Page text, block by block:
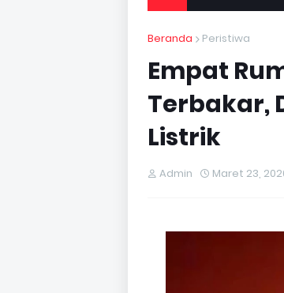
Beranda Peristiwa
Empat
Terbakar,
Listrik
Admin Maret 23,